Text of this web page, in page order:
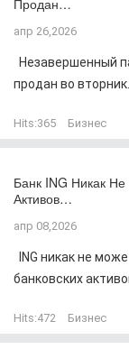
Продан…
апр 26,2026
Незавершенный
продан во вторник...
Hits:365 Бизнес
Банк ING Никак
Активов…
апр 08,2026
ING никак не
банковских
Hits:472 Бизнес